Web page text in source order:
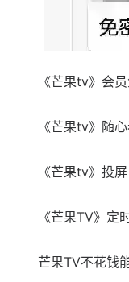
《芒果tv》会
《芒果tv》随
《芒果tv》投
《芒果TV》定
芒果TV不花钱